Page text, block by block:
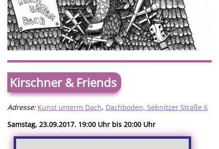
Kirschner & Friends
Adresse: Kunst unterm Dach, Dachboden, Sebnitzer Straße 6
Samstag, 23.09.2017. 19:00 Uhr bis 20:00 Uhr